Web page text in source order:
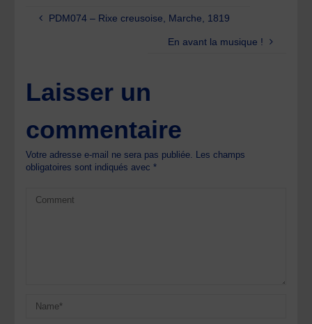
PDM074 – Rixe creusoise, Marche, 1819
En avant la musique !
Laisser un
commentaire
Votre adresse e-mail ne sera pas publiée. Les champs
obligatoires sont indiqués avec*